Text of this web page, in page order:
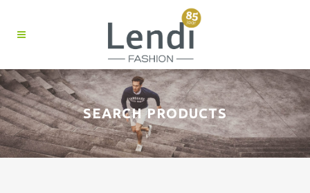
SEARCH PRODUCTS